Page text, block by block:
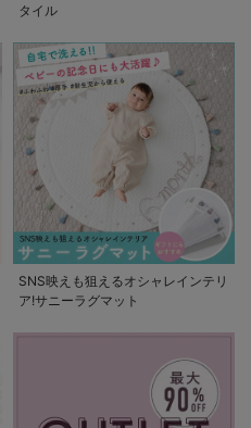
タイル
SNS映えも狙えるオシャレインテリ
ア!サニーラグマット